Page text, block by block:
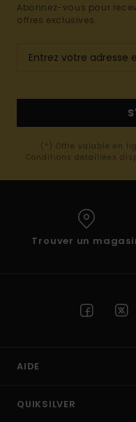
Abonnez-vous pour
offres exclusives.
(*) Offre valable en
Conditions détaillées
Trouver un
AIDE
QUIKSILVER